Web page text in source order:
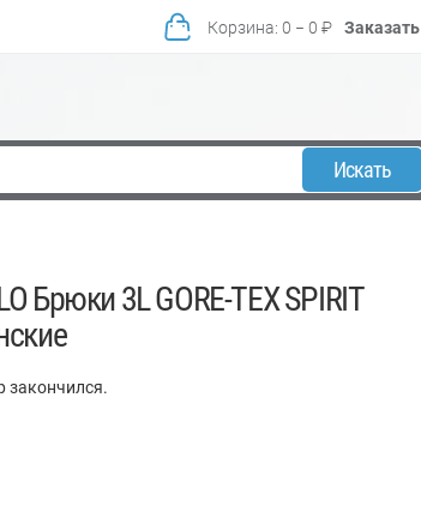
Корзина: 0 − 0 ₽ Заказать
Искать
Брюки 3L GORE-TEX SPIRIT
закончился.